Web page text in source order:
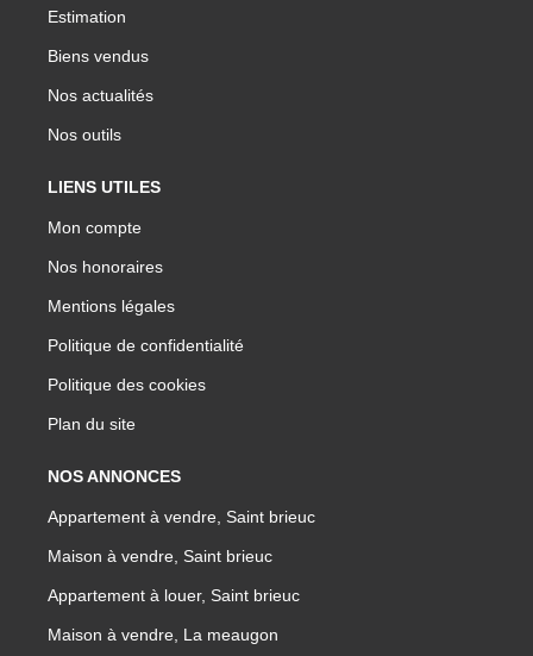
Estimation
Biens vendus
Nos actualités
Nos outils
LIENS UTILES
Mon compte
Nos honoraires
Mentions légales
Politique de confidentialité
Politique des cookies
Plan du site
NOS ANNONCES
Appartement à vendre, Saint brieuc
Maison à vendre, Saint brieuc
Appartement à louer, Saint brieuc
Maison à vendre, La meaugon